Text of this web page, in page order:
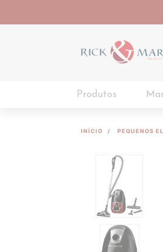
Produtos
INÍCIO PEQUENOS